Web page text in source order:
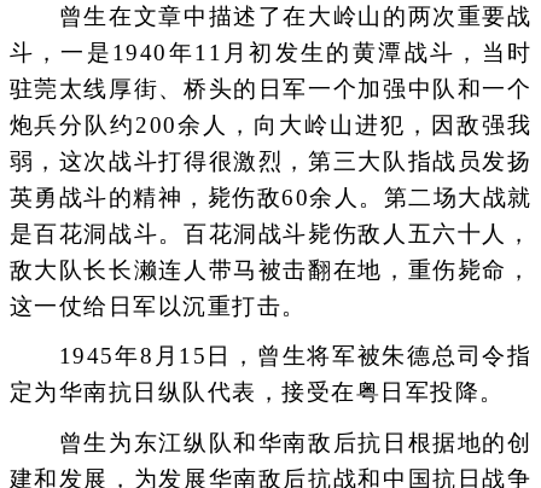
曾生在文章中描述了在大岭山的两次重要战
斗，一是1940年11月初发生的黄潭战斗，当时
驻莞太线厚街、桥头的日军一个加强中队和一个
炮兵分队约200余人，向大岭山进犯，因敌强我
弱，这次战斗打得很激烈，第三大队指战员发扬
英勇战斗的精神，毙伤敌60余人。第二场大战就
是百花洞战斗。百花洞战斗毙伤敌人五六十人，
敌大队长长濑连人带马被击翻在地，重伤毙命，
这一仗给日军以沉重打击。
1945年8月15日，曾生将军被朱德总司令指
定为华南抗日纵队代表，接受在粤日军投降。
曾生为东江纵队和华南敌后抗日根据地的创
建和发展，为发展华南敌后抗战和中国抗日战争